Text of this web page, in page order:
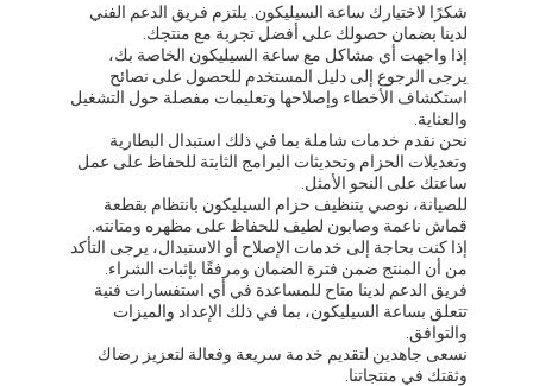
شكرًا لاختيارك ساعة السيليكون. يلتزم فريق الدعم الفني
لدينا بضمان حصولك على أفضل تجربة مع منتجك.
إذا واجهت أي مشاكل مع ساعة السيليكون الخاصة بك،
يرجى الرجوع إلى دليل المستخدم للحصول على نصائح
استكشاف الأخطاء وإصلاحها وتعليمات مفصلة حول التشغيل
والعناية.
نحن نقدم خدمات شاملة بما في ذلك استبدال البطارية
وتعديلات الحزام وتحديثات البرامج الثابتة للحفاظ على عمل
ساعتك على النحو الأمثل.
للصيانة، نوصي بتنظيف حزام السيليكون بانتظام بقطعة
قماش ناعمة وصابون لطيف للحفاظ على مظهره ومتانته.
إذا كنت بحاجة إلى خدمات الإصلاح أو الاستبدال، يرجى التأكد
من أن المنتج ضمن فترة الضمان ومرفقًا بإثبات الشراء.
فريق الدعم لدينا متاح للمساعدة في أي استفسارات فنية
تتعلق بساعة السيليكون، بما في ذلك الإعداد والميزات
والتوافق.
نسعى جاهدين لتقديم خدمة سريعة وفعالة لتعزيز رضاك
وثقتك في منتجاتنا.